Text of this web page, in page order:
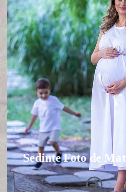
Sedinte Foto de
Sedinte Foto de
Sunt fotograf de maternitate,
in capturarea momentelor
emotionante ale sarcinii si
copil. Imi place sa surprind
iubirea parintilor pentru
asteptare. Ma bucur sa
neuitat pentru familia
Vezi Galeria Foto